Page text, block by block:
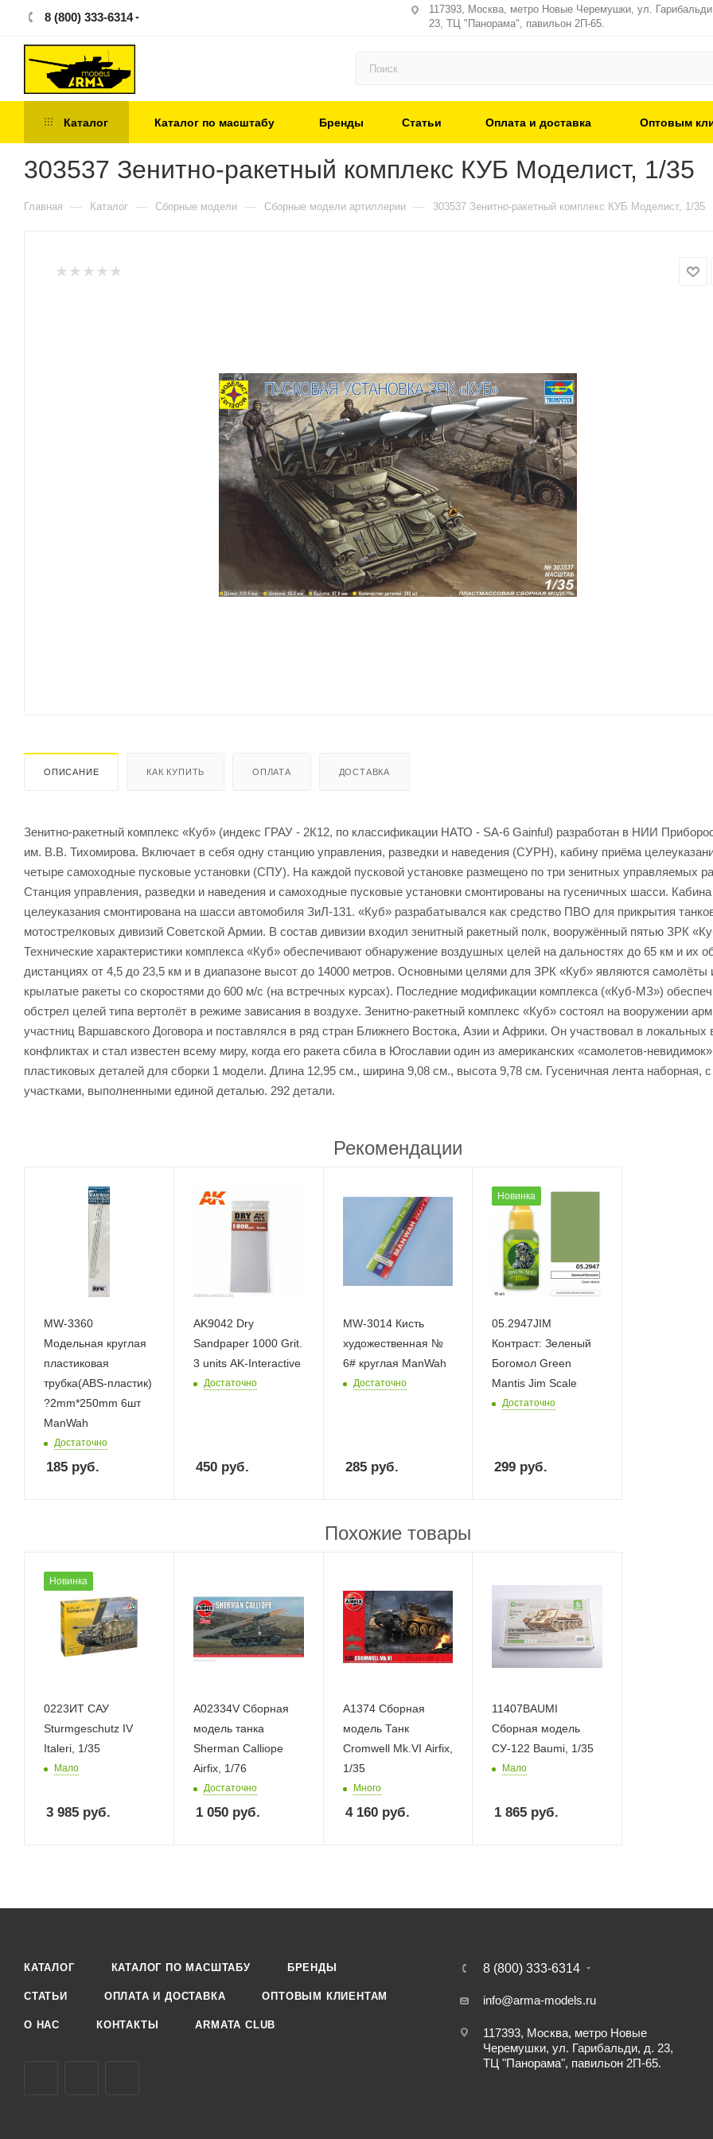
8 (800) 333-6314
117393, Москва, метро Новые Черемушки, ул.
23, ТЦ "Панорама", павильон 2П-65.
Каталог Каталог по масштабу Бренды Статьи Оплата и доставка Оптовым
303537 Зенитно-ракетный комплекс КУБ Моделист, 1/35
Главная — Каталог — Сборные модели — Сборные модели артиллерии — 303537 Зенитно-ракетный комплекс КУБ Моделист, 1/35
ОПИСАНИЕ КАК КУПИТЬ ОПЛАТА ДОСТАВКА
Зенитно-ракетный комплекс «Куб» (индекс ГРАУ - 2К12, по классификации НАТО - SA-6 Gainful) разработан в НИИ
им. В.В. Тихомирова. Включает в себя одну станцию управления, разведки и наведения (СУРН), кабину приёма
четыре самоходные пусковые установки (СПУ). На каждой пусковой установке размещено по три зенитных управляемых
Станция управления, разведки и наведения и самоходные пусковые установки смонтированы на гусеничных шасси.
целеуказания смонтирована на шасси автомобиля ЗиЛ-131. «Куб» разрабатывался как средство ПВО для прикрытия
мотострелковых дивизий Советской Армии. В состав дивизии входил зенитный ракетный полк, вооружённый пятью ЗРК
Технические характеристики комплекса «Куб» обеспечивают обнаружение воздушных целей на дальностях до 65 км и их
дистанциях от 4,5 до 23,5 км и в диапазоне высот до 14000 метров. Основными целями для ЗРК «Куб» являются самолёты
крылатые ракеты со скоростями до 600 м/с (на встречных курсах). Последние модификации комплекса («Куб-МЗ»)
обстрел целей типа вертолёт в режиме зависания в воздухе. Зенитно-ракетный комплекс «Куб» состоял на вооружении
участниц Варшавского Договора и поставлялся в ряд стран Ближнего Востока, Азии и Африки. Он участвовал в локальных
конфликтах и стал известен всему миру, когда его ракета сбила в Югославии один из американских «самолетов-
пластиковых деталей для сборки 1 модели. Длина 12,95 см., ширина 9,08 см., высота 9,78 см. Гусеничная лента наборная,
участками, выполненными единой деталью. 292 детали.
Рекомендации
MW-3360
Модельная круглая
пластиковая
трубка(ABS-пластик)
?2mm*250mm 6шт
ManWah
Достаточно
185 руб.
AK9042 Dry
Sandpaper 1000 Grit.
3 units AK-Interactive
Достаточно
450руб.
MW-3014 Кисть
художественная №
6# круглая ManWah
Достаточно
285руб.
Новинка
05.2947JIM
Контраст: Зеленый
Богомол Green
Mantis Jim Scale
Достаточно
299 руб.
Похожие товары
Новинка
0223ИТ САУ
Sturmgeschutz IV
Italeri, 1/35
Мало
3 985 руб.
A02334V Сборная
модель танка
Sherman Calliope
Airfix, 1/76
Достаточно
1 050руб.
A1374 Сборная
модель Танк
Cromwell Mk.VI Airfix,
1/35
Много
4 160руб.
11407BAUMI
Сборная модель
СУ-122 Baumi, 1/35
Мало
1 865 руб.
КАТАЛОГ КАТАЛОГ ПО МАСШТАБУ БРЕНДЫ
СТАТЬИ ОПЛАТА И ДОСТАВКА ОПТОВЫМ КЛИЕНТАМ
О НАС КОНТАКТЫ ARMATA CLUB
8 (800) 333-6314
info@arma-models.ru
117393, Москва, метро Новые
Черемушки, ул. Гарибальди, д. 23,
ТЦ "Панорама", павильон 2П-65.